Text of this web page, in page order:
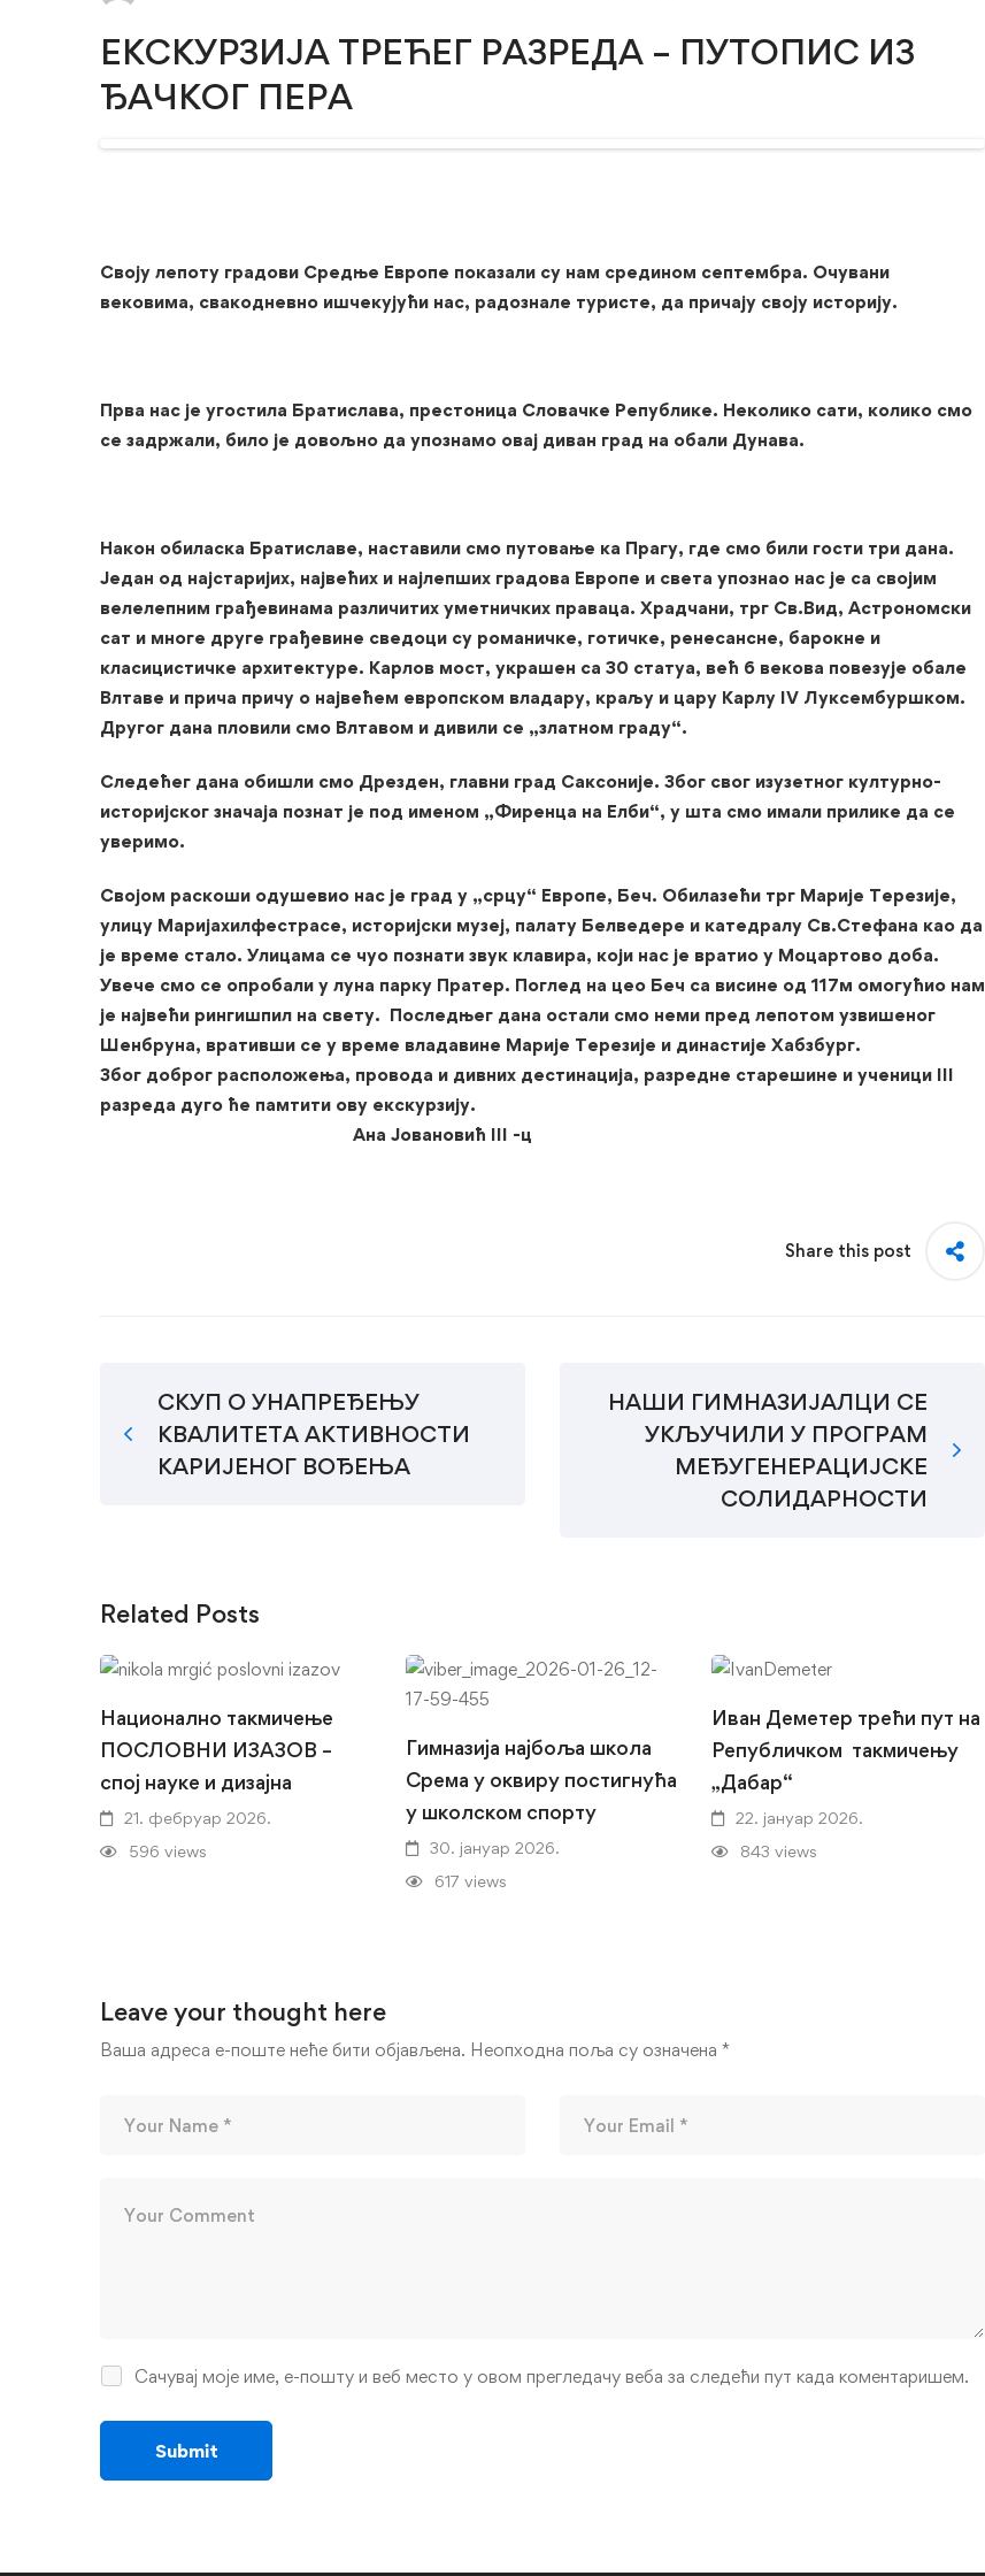
ЕКСКУРЗИЈА ТРЕЋЕГ РАЗРЕДА – ПУТОПИС ИЗ
ЂАЧКОГ ПЕРА
Своју лепоту градови Средње Европе показали су нам средином септембра. Очувани
вековима, свакодневно ишчекујући нас, радознале туристе, да причају своју историју.
Прва нас је угостила Братислава, престоница Словачке Републике. Неколико сати, колико смо
се задржали, било је довољно да упознамо овај диван град на обали Дунава.
Након обиласка Братиславе, наставили смо путовање ка Прагу, где смо били гости три дана.
Један од најстаријих, највећих и најлепших градова Европе и света упознао нас је са својим
велелепним грађевинама различитих уметничких праваца. Храдчани, трг Св.Вид, Астрономски
сат и многе друге грађевине сведоци су романичке, готичке, ренесансне, барокне и
класицистичке архитектуре. Карлов мост, украшен са 30 статуа, већ 6 векова повезује обале
Влтаве и прича причу о највећем европском владару, краљу и цару Карлу IV Луксембуршком.
Другог дана пловили смо Влтавом и дивили се „златном граду“.
Следећег дана обишли смо Дрезден, главни град Саксоније. Због свог изузетног културно-
историјског значаја познат је под именом „Фиренца на Елби“, у шта смо имали прилике да се
уверимо.
Својом раскоши одушевио нас је град у „срцу“ Европе, Беч. Обилазећи трг Марије Терезије,
улицу Маријахилфестрасе, историјски музеј, палату Белведере и катедралу Св.Стефана као да
је време стало. Улицама се чуо познати звук клавира, који нас је вратио у Моцартово доба.
Увече смо се опробали у луна парку Пратер. Поглед на цео Беч са висине од 117м омогућио нам
је највећи рингишпил на свету. Последњег дана остали смо неми пред лепотом узвишеног
Шенбруна, вративши се у време владавине Марије Терезије и династије Хабзбург.
Због доброг расположења, провода и дивних дестинација, разредне старешине и ученици III
разреда дуго ће памтити ову екскурзију.
Ана Јовановић III -ц
Share this post
СКУП О УНАПРЕЂЕЊУ
КВАЛИТЕТА АКТИВНОСТИ
КАРИЈЕНОГ ВОЂЕЊА
НАШИ ГИМНАЗИЈАЛЦИ СЕ
УКЉУЧИЛИ У ПРОГРАМ
МЕЂУГЕНЕРАЦИЈСКЕ
СОЛИДАРНОСТИ
Related Posts
Национално такмичење
ПОСЛОВНИ ИЗАЗОВ –
спој науке и дизајна
21. фебруар 2026.
596 views
Гимназија најбоља школа
Срема у оквиру постигнућа
у школском спорту
30. јануар 2026.
617 views
Иван Деметер трећи пут на
Републичком такмичењу
„Дабар“
22. јануар 2026.
843 views
Leave your thought here
Ваша адреса е-поште неће бити објављена. Неопходна поља су означена *
Сачувај моје име, е-пошту и веб место у овом прегледачу веба за следећи пут када коментаришем.